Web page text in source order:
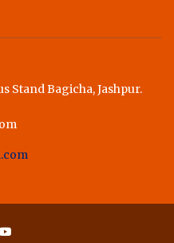
Stand Bagicha, Jashpur.